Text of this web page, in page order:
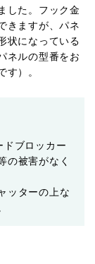
した。フック金
きますが、パネ
状になっている
ネルの型番をお
）。
ドブロッカー
の被害がなく
ッターの上な